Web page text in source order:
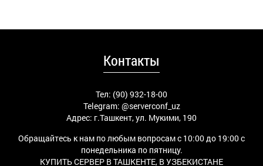
Контакты
Тел: (90) 932-18-00
Telegram: @serverconf_uz
Адрес: г.Ташкент, ул. Мукими, 190
Обращайтесь к нам по любым вопросам с 10:00 до 19:00 с
понедельника по пятницу.
КУПИТЬ СЕРВЕР В ТАШКЕНТЕ, В УЗБЕКИСТАНЕ